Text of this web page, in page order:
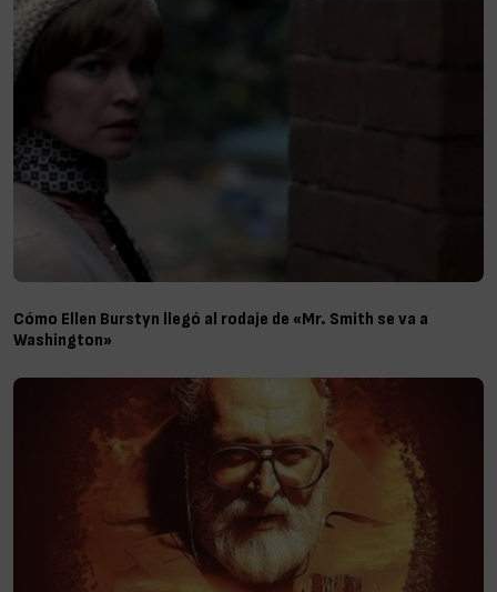
Cómo Ellen Burstyn llegó al rodaje de «Mr. Smith se va a
Washington»